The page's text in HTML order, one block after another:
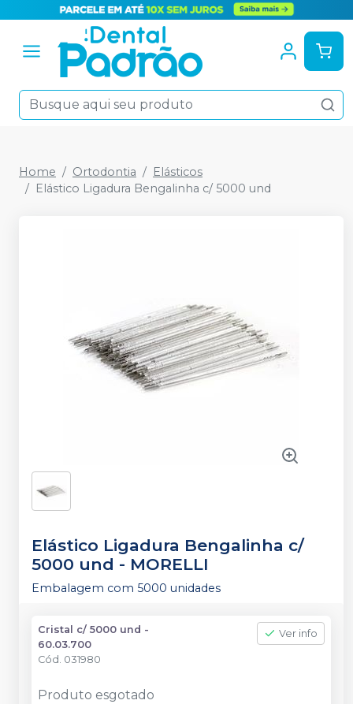
Home Ortodontia
Elásticos
Elástico Ligadura Bengalinha c/ 5000 und
Elástico Ligadura Bengalinha c/
5000 und - MORELLI
Embalagem com 5000 unidades
Cristal c/ 5000 und -
60.03.700
Cód. 031980
Ver info
Produto esgotado